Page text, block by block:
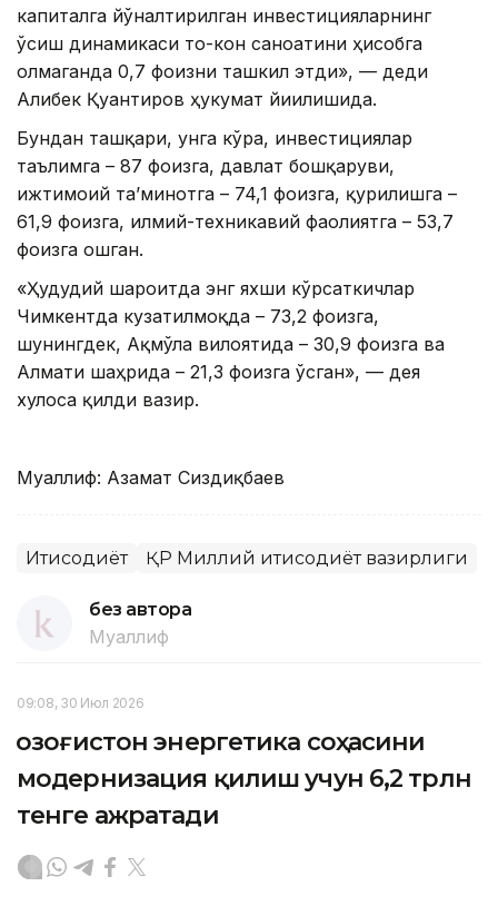
капиталга йўналтирилган инвестицияларнинг
ўсиш динамикаси тоғ-кон саноатини ҳисобга
олмаганда 0,7 фоизни ташкил этди», — деди
Алибек Қуантиров ҳукумат йиғилишида.
Бундан ташқари, унга кўра, инвестициялар
таълимга – 87 фоизга, давлат бошқаруви,
ижтимоий та’минотга – 74,1 фоизга, қурилишга –
61,9 фоизга, илмий-техникавий фаолиятга – 53,7
фоизга ошган.
«Ҳудудий шароитда энг яхши кўрсаткичлар
Чимкентда кузатилмоқда – 73,2 фоизга,
шунингдек, Ақмўла вилоятида – 30,9 фоизга ва
Алмати шаҳрида – 21,3 фоизга ўсган», — дея
хулоса қилди вазир.
Муаллиф: Азамат Сиздиқбаев
Иқтисодиёт ҚР Миллий иқтисодиёт вазирлиги
без автора
Муаллиф
09:08, 30 Июл 2026
Қозоғистон энергетика соҳасини
модернизация қилиш учун 6,2 трлн
тенге ажратади